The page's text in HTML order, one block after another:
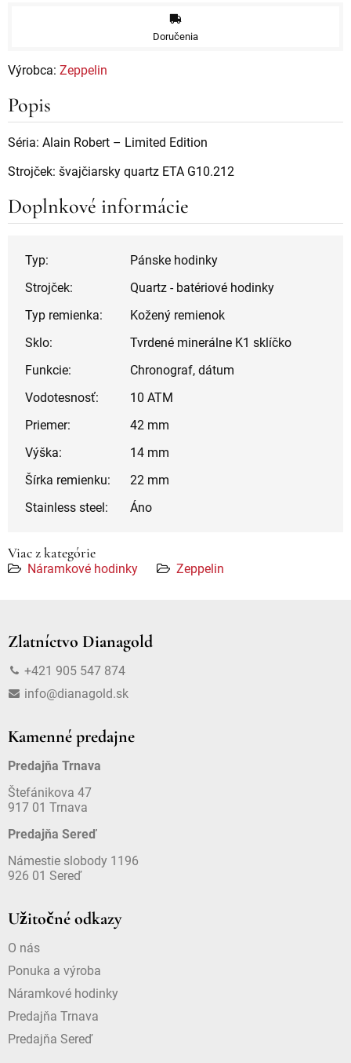
Doručenia
Výrobca: Zeppelin
Popis
Séria: Alain Robert – Limited Edition
Strojček: švajčiarsky quartz ETA G10.212
Doplnkové informácie
Typ:
Pánske hodinky
Strojček:
Quartz - batériové hodinky
Typ remienka:
Kožený remienok
Sklo:
Tvrdené minerálne K1 sklíčko
Funkcie:
Chronograf, dátum
Vodotesnosť:
10 ATM
Priemer:
42 mm
Výška:
14 mm
Šírka remienku:
22 mm
Stainless steel:
Áno
Viac z kategórie
Náramkové hodinky Zeppelin
Zlatníctvo Dianagold
+421 905 547 874
info@dianagold.sk
Kamenné predajne
Predajňa Trnava
Štefánikova 47
917 01 Trnava
Predajňa Sereď
Námestie slobody 1196
926 01 Sereď
Užitočné odkazy
O nás
Ponuka a výroba
Náramkové hodinky
Predajňa Trnava
Predajňa Sereď